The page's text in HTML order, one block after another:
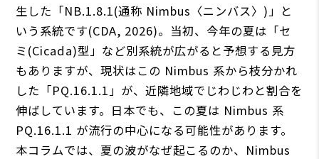
生した「NB.1.8.1(通称 Nimbus〈ニンバス〉)」と
いう系統です(CDA, 2026)。当初、今年の夏は「セ
ミ(Cicada)型」など別系統が広がると予想する見方
もありますが、現状はこの Nimbus 系から枝分かれ
した「PQ.16.1.1」が、近隣地域でじわじわと割合を
伸ばしています。日本でも、この夏は Nimbus 系
PQ.16.1.1 が流行の中心になる可能性があります。
本コラムでは、夏の波がなぜ起こるのか、Nimbus